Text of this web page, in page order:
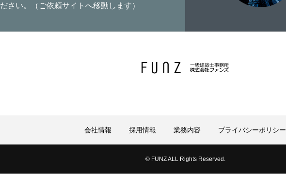
ださい。（ご依頼サイトへ移動します）
会社情報 採用情報 業務内容 プライバシーポリシー
© FUNZ ALL Rights Reserved.